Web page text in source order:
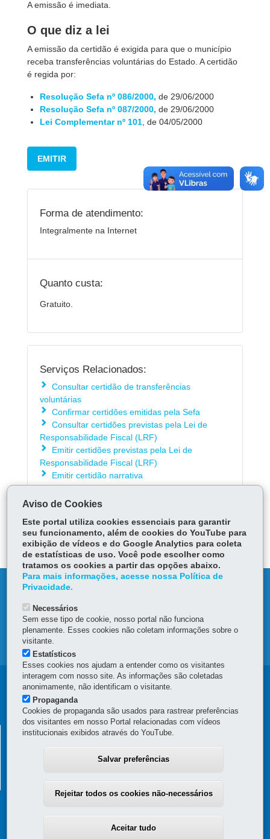
A emissão é imediata.
O que diz a lei
A emissão da certidão é exigida para que o município
receba transferências voluntárias do Estado. A certidão
é regida por:
Resolução Sefa nº086/2000, de 29/06/2000
Resolução Sefa nº 087/2000,de 29/06/2000
Lei Complementar nº 101 , de 04/05/2000
EMITIR
Forma de atendimento:
Integralmente na Internet
Quanto custa:
Gratuito.
Serviços Relacionados:
Consultar certidão de transferências
voluntárias
Confirmar certidões emitidas pela Sefa
Consultar certidões previstas pela Lei de
Responsabilidade Fiscal (LRF)
Emitir certidões previstas pela Lei de
Responsabilidade Fiscal (LRF)
Emitir certidão narrativa
DEIXE SUA OPINIÃO
MAPA DO SITE
DENUNCIE CORRUPÇÃO
OUVIDORIA
Navegação
principal
SUPERINTENDÊNCIA GERAL DE
DESENVOLVIMENTO ECONÔMICO E SOCIAL - SGDES
Rua Jacy Loureiro de Campos, s/n - 4º Andar - Ala C - Centro Cívico
Aviso de Cookies
Este portal utiliza cookies essenciais para garantir
seu funcionamento, além de cookies do YouTube para
exibição de vídeos e do Google Analytics para coleta
de estatísticas de uso. Você pode escolher como
tratamos os cookies a partir das opções abaixo.
Para mais informações, acesse nossa Política de
Privacidade.
Necessários
Sem esse tipo de cookie, nosso portal não funciona
plenamente. Esses cookies não coletam informações sobre o
visitante.
Estatísticos
Esses cookies nos ajudam a entender como os visitantes
interagem com nosso site. As informações são coletadas
anonimamente, não identificam o visitante.
Propaganda
Cookies de propaganda são usados para rastrear preferências
dos visitantes em nosso Portal relacionadas com vídeos
institucionais exibidos através do YouTube.
Salvar preferências
Rejeitar todos os cookies não-necessários
Aceitar tudo